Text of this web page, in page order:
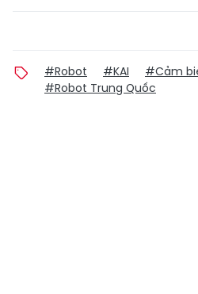
#Robot #KAI #Cảm
#Robot Trung Quốc